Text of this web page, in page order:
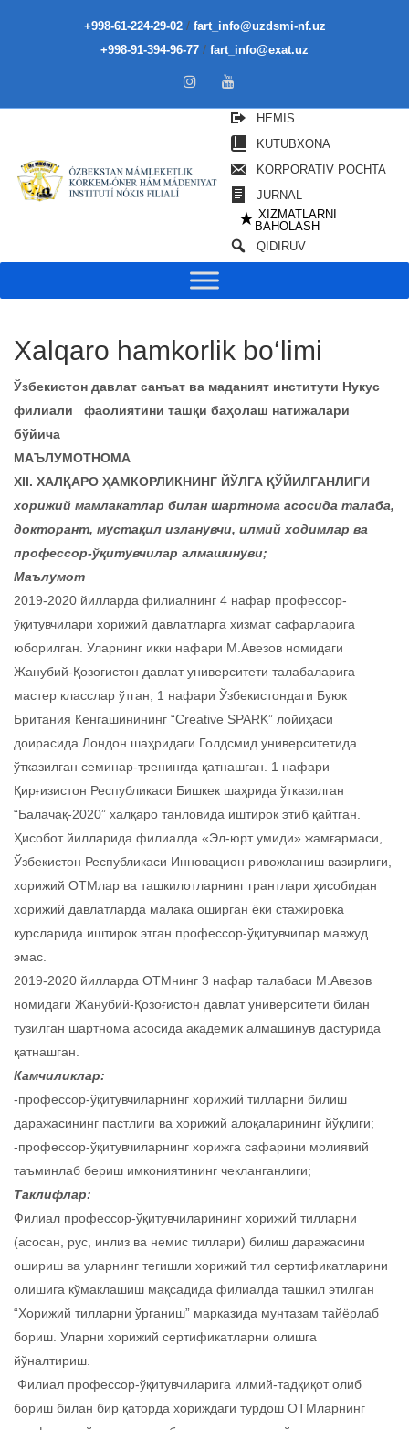
+998-61-224-29-02/ fart_info@uzdsmi-nf.uz
+998-91-394-96-77 / fart_info@exat.uz
HEMIS
KUTUBXONA
KORPORATIV POCHTA
JURNAL
★ XIZMATLARNI
BAHOLASH
QIDIRUV
Xalqaro hamkorlik bo‘limi
Ўзбекистон давлат санъат ва маданият институти Нукус
филиали фаолиятини ташқи баҳолаш натижалари
бўйича
МАЪЛУМОТНОМА
XII. ХАЛҚАРО ҲАМКОРЛИКНИНГ ЙЎЛГА ҚЎЙИЛГАНЛИГИ
хорижий мамлакатлар билан шартнома асосида талаба,
докторант, мустақил изланувчи, илмий ходимлар ва
профессор-ўқитувчилар алмашинуви;
Маълумот
2019-2020 йилларда филиалнинг 4 нафар профессор-
ўқитувчилари хорижий давлатларга хизмат сафарларига
юборилган. Уларнинг икки нафари М.Авезов номидаги
Жанубий-Қозоғистон давлат университети талабаларига
мастер класслар ўтган, 1 нафари Ўзбекистондаги Буюк
Британия Кенгашинининг “Creative SPARK” лойиҳаси
доирасида Лондон шаҳридаги Голдсмид университетида
ўтказилган семинар-тренингда қатнашган. 1 нафари
Қирғизистон Республикаси Бишкек шаҳрида ўтказилган
“Балачақ-2020” халқаро танловида иштирок этиб қайтган.
Ҳисобот йилларида филиалда «Эл-юрт умиди» жамғармаси,
Ўзбекистон Республикаси Инновацион ривожланиш вазирлиги,
хорижий ОТМлар ва ташкилотларнинг грантлари ҳисобидан
хорижий давлатларда малака оширган ёки стажировка
курсларида иштирок этган профессор-ўқитувчилар мавжуд
эмас.
2019-2020 йилларда ОТМнинг 3 нафар талабаси М.Авезов
номидаги Жанубий-Қозоғистон давлат университети билан
тузилган шартнома асосида академик алмашинув дастурида
қатнашган.
Камчиликлар:
-профессор-ўқитувчиларнинг хорижий тилларни билиш
даражасининг пастлиги ва хорижий алоқаларининг йўқлиги;
-профессор-ўқитувчиларнинг хорижга сафарини молиявий
таъминлаб бериш имкониятининг чекланганлиги;
Таклифлар:
Филиал профессор-ўқитувчиларининг хорижий тилларни
(асосан, рус, инлиз ва немис тиллари) билиш даражасини
ошириш ва уларнинг тегишли хорижий тил сертификатларини
олишига кўмаклашиш мақсадида филиалда ташкил этилган
“Хорижий тилларни ўрганиш” марказида мунтазам тайёрлаб
бориш. Уларни хорижий сертификатларни олишга
йўналтириш.
Филиал профессор-ўқитувчиларига илмий-тадқиқот олиб
бориш билан бир қаторда хориждаги турдош ОТМларнинг